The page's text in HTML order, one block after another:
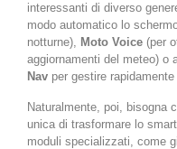
interessanti di diverso
modo automatico lo
notturne), Moto Voice (per
aggiornamenti del meteo) o
Nav per gestire
Naturalmente, poi, bisogna
unica di trasformare lo
moduli specializzati, come